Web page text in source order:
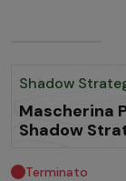
Shadow
Mascherina
Shadow
Terminato